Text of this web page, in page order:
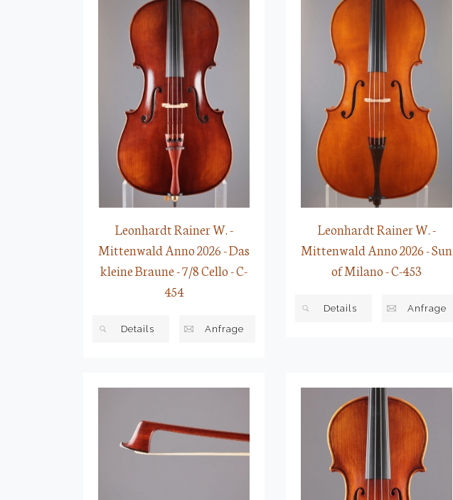
Leonhardt Rainer W. -
Mittenwald Anno 2026 - Das
kleine Braune - 7/8 Cello - C-
454
Details Anfrage
Leonhardt Rainer W. -
Mittenwald Anno 2026 - Sun
of Milano - C-453
Details Anfrage